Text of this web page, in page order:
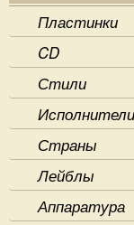
Пластинки
CD
Стили
Исполнители
Страны
Лейблы
Аппаратура